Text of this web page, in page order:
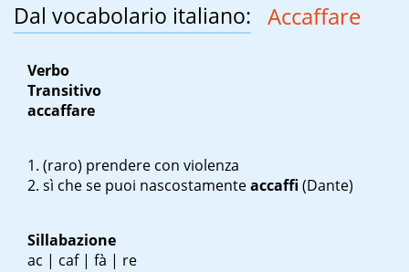
Dal vocabolario italiano: Accaffare
Verbo
Transitivo
accaffare
(raro) prendere con violenza
sì che se puoi nascostamenteaccaffi (Dante)
Sillabazione
ac | caf | fà | re